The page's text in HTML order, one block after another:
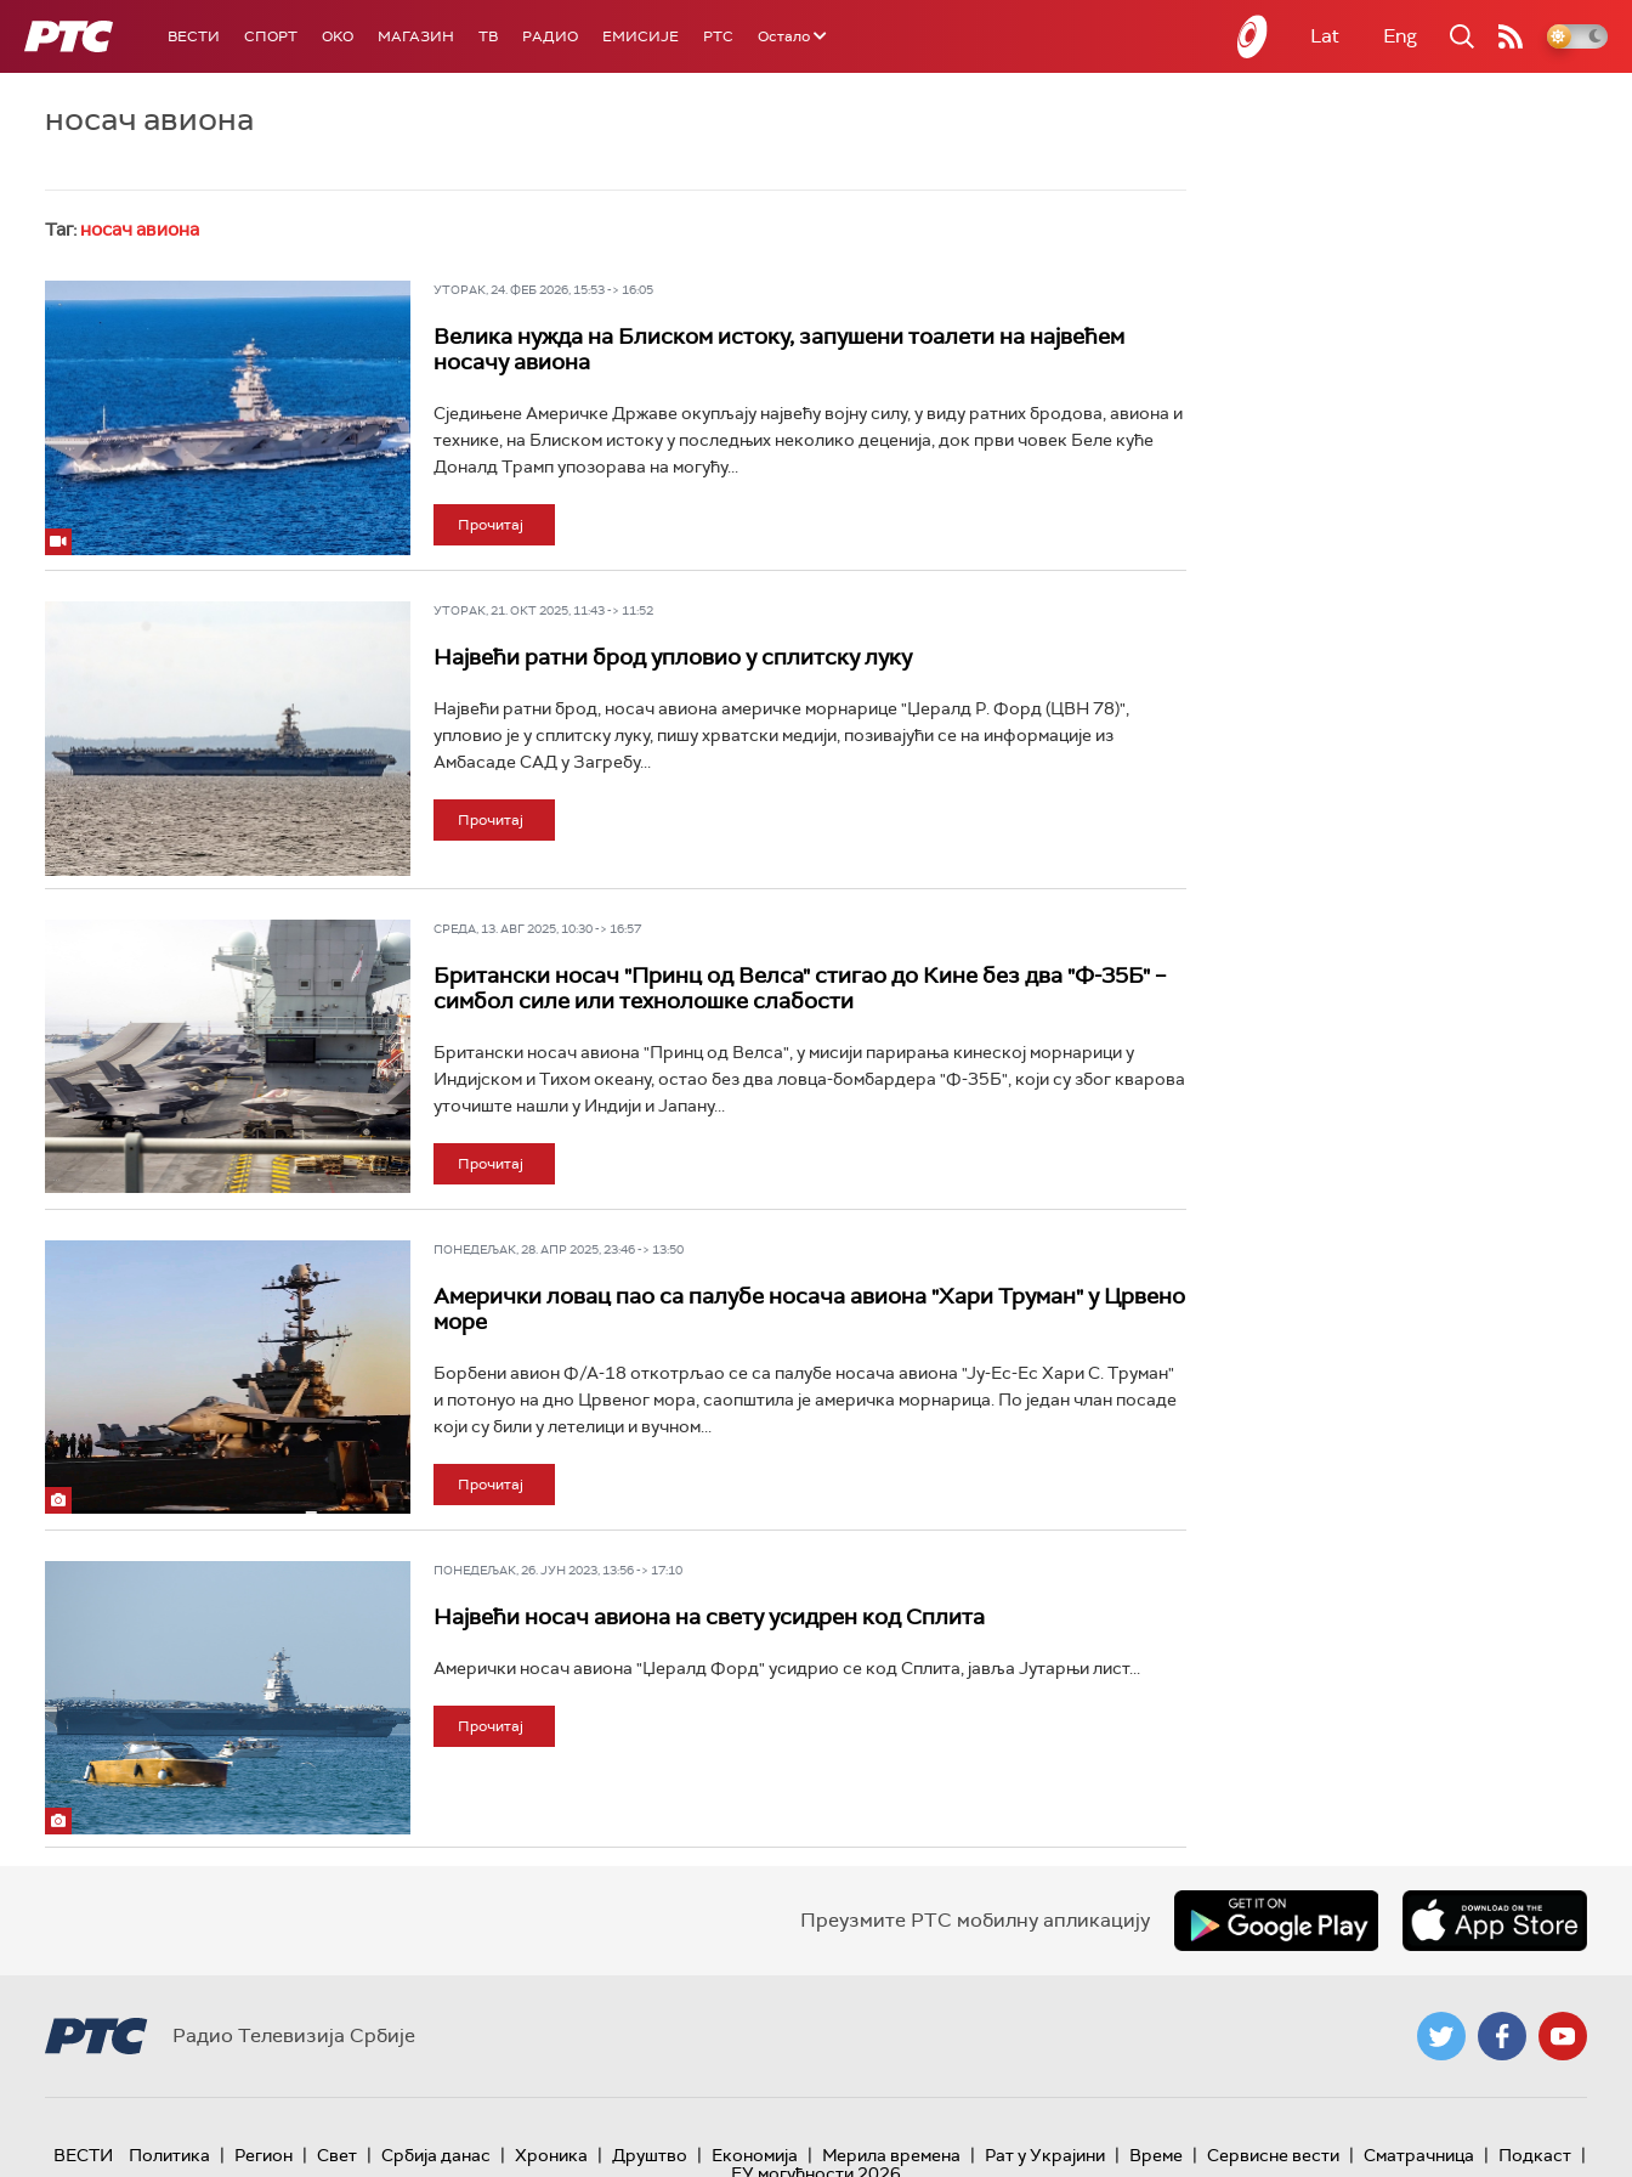
РТС ВЕСТИ СПОРТ OKO МАГАЗИН ТВ РАДИО ЕМИСИЈЕ РТС Остало Lat Eng
носач авиона
Таг: носач авиона
УТОРАК, 24. ФЕБ 2026, 15:53 -> 16:05
Велика нужда на Блиском истоку, запушени тоалети на највећем
носачу авиона
Сједињене Америчке Државе окупљају највећу војну силу, у виду ратних бродова, авиона и
технике, на Блиском истоку у последњих неколико деценија, док први човек Беле куће
Доналд Трамп упозорава на могућу...
Прочитај
УТОРАК, 21. ОКТ 2025, 11:43 -> 11:52
Највећи ратни брод упловио у сплитску луку
Највећи ратни брод, носач авиона америчке морнарице "Џералд Р. Форд (ЦВН 78)",
упловио је у сплитску луку, пишу хрватски медији, позивајући се на информације из
Амбасаде САД у Загребу...
Прочитај
СРЕДА, 13. АВГ 2025, 10:30 -> 16:57
Британски носач "Принц од Велса" стигао до Кине без два "Ф-35Б" –
симбол силе или технолошке слабости
Британски носач авиона "Принц од Велса", у мисији парирања кинеској морнарици у
Индијском и Тихом океану, остао без два ловца-бомбардера "Ф-35Б", који су због кварова
уточиште нашли у Индији и Јапану...
Прочитај
ПОНЕДЕЉАК, 28. АПР 2025, 23:46 -> 13:50
Амерички ловац пао са палубе носача авиона "Хари Труман" у Црвено
море
Борбени авион Ф/А-18 откотрљао се са палубе носача авиона "Ју-Ес-Ес Хари С. Труман"
и потонуо на дно Црвеног мора, саопштила је америчка морнарица. По један члан посаде
који су били у летелици и вучном...
Прочитај
ПОНЕДЕЉАК, 26. ЈУН 2023, 13:56 -> 17:10
Највећи носач авиона на свету усидрен код Сплита
Амерички носач авиона "Џералд Форд" усидрио се код Сплита, јавља Јутарњи лист...
Прочитај
Преузмите РТС мобилну апликацију
Радио Телевизија Србије
ВЕСТИ Политика | Регион | Свет | Србија данас | Хроника | Друштво | Економија | Мерила времена | Рат у Украјини | Време | Сервисне вести | Сматрачница | Подкаст |